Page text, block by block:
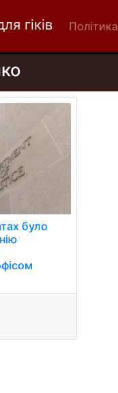
гіків Політика
було